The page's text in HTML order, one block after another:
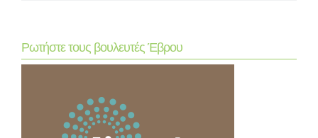
Ρωτήστε τους βουλευτές Έβρου